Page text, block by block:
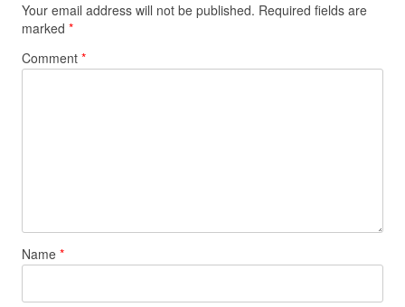
Your email address will not be published. Required fields are
marked *
Comment *
Name *